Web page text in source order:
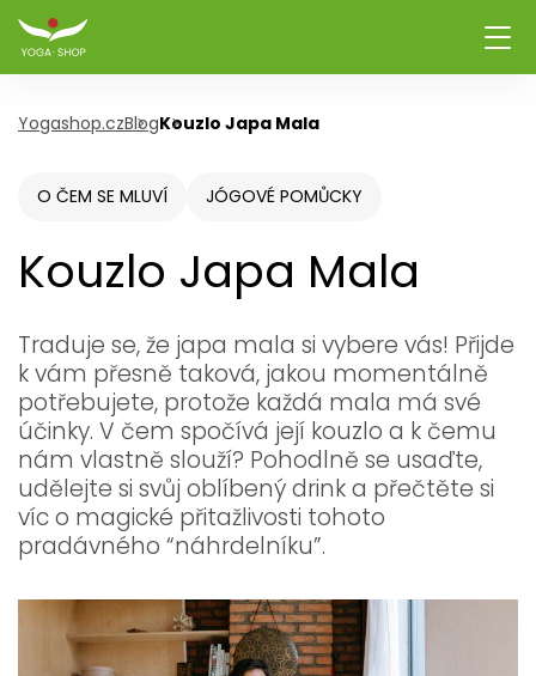
Yogashop.czBlogKouzlo Japa Mala
O ČEM SE MLUVÍ JÓGOVÉ POMŮCKY
Kouzlo Japa Mala
Traduje se, že japa mala si vybere vás! Přijde
k vám přesně taková, jakou momentálně
potřebujete, protože každá mala má své
účinky. V čem spočívá její kouzlo a k čemu
nám vlastně slouží? Pohodlně se usaďte,
udělejte si svůj oblíbený drink a přečtěte si
víc o magické přitažlivosti tohoto
pradávného “náhrdelníku”.